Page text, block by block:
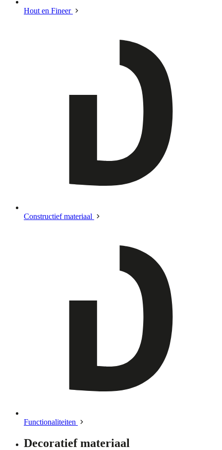
Hout en Fineer
Constructief materiaal
Functionaliteiten
Decoratief materiaal